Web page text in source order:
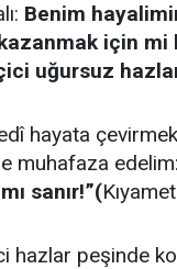
Benim
için mi
uğursuz
hayata
muhafaza edelim:
sanır!”(
hazlar peşinde